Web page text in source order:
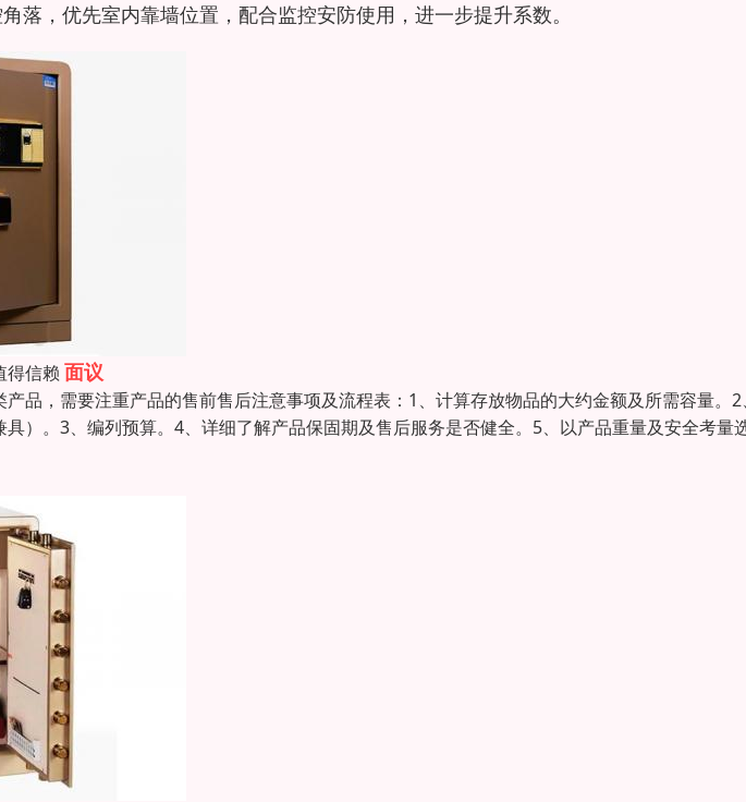
落，优先室内靠墙位置，配合监控安防使用，进一步提升系数。
得信赖 面议
品，需要注重产品的售前售后注意事项及流程表：1、计算存放物品的大约金额及所需容量。2
）。3、编列预算。4、详细了解产品保固期及售后服务是否健全。5、以产品重量及安全考量